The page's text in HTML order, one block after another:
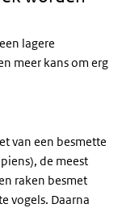
lagere
meer kans om erg
van een besmette
de meest
raken besmet
vogels. Daarna